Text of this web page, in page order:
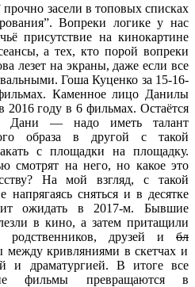
засели в топовых списках
Вопреки логике у нас
присутствие на кинокартине
а тех, кто порой вопреки
лезет на экраны, даже если все
Гоша Куценко за 15-16-
Каменное лицо Данилы
2016 году в 6 фильмах. Остаётся
Дани — надо иметь талант
образа в другой с такой
с площадки на площадку.
смотрят на него, но какое это
На мой взгляд, с такой
сняться и в десятке
ожидать в 2017-м. Бывшие
в кино, а затем притащили
родственников, друзей и бл
кривляниями в скетчах и
и драматургией. В итоге все
фильмы превращаются в